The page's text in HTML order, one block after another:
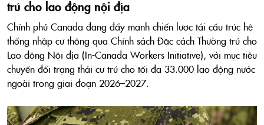
trú cho lao động nội địa
Chính phủ Canada đang đẩy mạnh chiến lược tái cấu trúc hệ
thống nhập cư thông qua Chính sách Đặc cách Thường trú cho
Lao động Nội địa (In-Canada Workers Initiative), với mục tiêu
chuyển đổi trạng thái cư trú cho tối đa 33.000 lao động nước
ngoài trong giai đoạn 2026–2027.